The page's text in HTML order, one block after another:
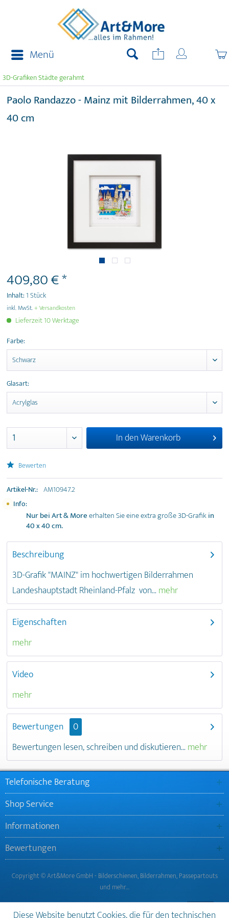
Menü
3D-Grafiken Städte gerahmt
Paolo Randazzo - Mainz mit Bilderrahmen, 40 x
40 cm
409,80 € *
Inhalt:1 Stück
inkl. MwSt.+ Versandkosten
Lieferzeit 10 Werktage
Farbe:
Glasart:
In denWarenkorb
Bewerten
Artikel-Nr.: AM10947.2
Info:
Nur bei Art & Moreerhalten Sie eine extra große 3D-Grafikin
40 x 40 cm.
Beschreibung
3D-Grafik "MAINZ" im hochwertigen Bilderrahmen
Landeshauptstadt Rheinland-Pfalz von... mehr
Eigenschaften
mehr
Video
mehr
Bewertungen
0
Bewertungen lesen, schreiben und diskutieren... mehr
Telefonische Beratung
Shop Service
Informationen
Bewertungen
Copyright © Art&More GmbH - Bilderschienen, Bilderrahmen, Passepartouts
und mehr…